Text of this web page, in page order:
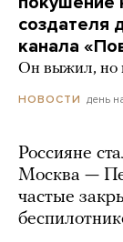
создателя
канала
Он выжил, но
НОВОСТИ день
Россияне
Москва —
частые